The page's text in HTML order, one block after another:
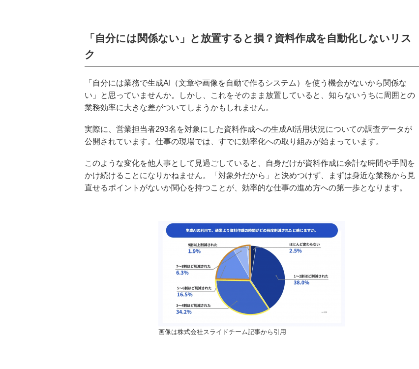
「自分には関係ない」と放置すると損？資料作成を自動化しないリス
ク
「自分には業務で生成AI（文章や画像を自動で作るシステム）を使う機会がないから関係な
い」と思っていませんか。しかし、これをそのまま放置していると、知らないうちに周囲との
業務効率に大きな差がついてしまうかもしれません。
実際に、営業担当者293名を対象にした資料作成への生成AI活用状況についての調査データが
公開されています。仕事の現場では、すでに効率化への取り組みが始まっています。
このような変化を他人事として見過ごしていると、自身だけが資料作成に余計な時間や手間を
かけ続けることになりかねません。「対象外だから」と決めつけず、まずは身近な業務から見
直せるポイントがないか関心を持つことが、効率的な仕事の進め方への第一歩となります。
画像は株式会社スライドチーム記事から引用